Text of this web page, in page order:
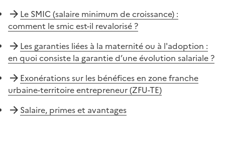
Le SMIC (salaire minimum de croissance) :
comment le smic est-il revalorisé ?
Les garanties liées à la maternité ou à l'adoption :
en quoi consiste la garantie d’une évolution salariale ?
Exonérations sur les bénéfices en zone franche
urbaine-territoire entrepreneur (ZFU-TE)
Salaire, primes et avantages